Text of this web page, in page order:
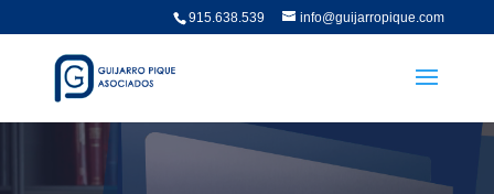
915.638.539 info@guijarropique.com